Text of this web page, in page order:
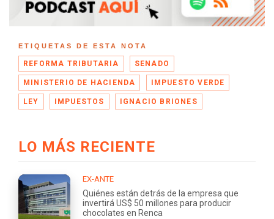
ETIQUETAS DE ESTA NOTA
REFORMA TRIBUTARIA SENADO
MINISTERIO DE HACIENDA IMPUESTO VERDE
LEY IMPUESTOS IGNACIO BRIONES
LO MÁS RECIENTE
EX-ANTE
Quiénes están detrás de la empresa que
invertirá US$ 50 millones para producir
chocolates en Renca